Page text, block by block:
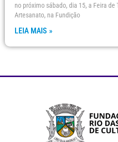
no próximo sábado, dia 15, a Feira de
Artesanato, na Fundição
LEIA MAIS »